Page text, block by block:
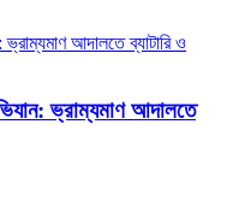
ভ্রাম্যমাণ আদালতে